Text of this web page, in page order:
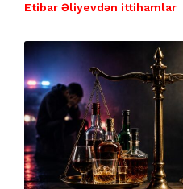
Etibar Əliyevdən ittihamlar